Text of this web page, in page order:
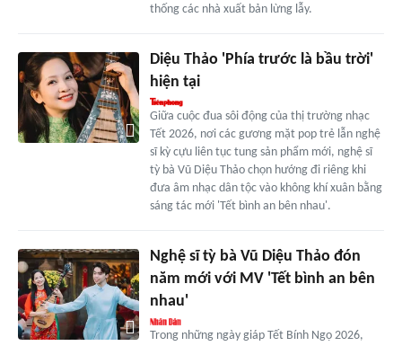
thống các nhà xuất bản lừng lẫy.
Diệu Thảo 'Phía trước là bầu trời'
hiện tại
Giữa cuộc đua sôi động của thị trường nhạc
Tết 2026, nơi các gương mặt pop trẻ lẫn nghệ
sĩ kỳ cựu liên tục tung sản phẩm mới, nghệ sĩ
tỳ bà Vũ Diệu Thảo chọn hướng đi riêng khi
đưa âm nhạc dân tộc vào không khí xuân bằng
sáng tác mới 'Tết bình an bên nhau'.
Nghệ sĩ tỳ bà Vũ Diệu Thảo đón
năm mới với MV 'Tết bình an bên
nhau'
Trong những ngày giáp Tết Bính Ngọ 2026,